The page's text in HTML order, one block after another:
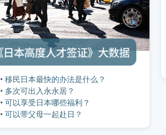
• 移民日本最快的办法是什么？
• 多次可出入永永居？
• 可以享受日本哪些福利？
• 可以带父母一起赴日？